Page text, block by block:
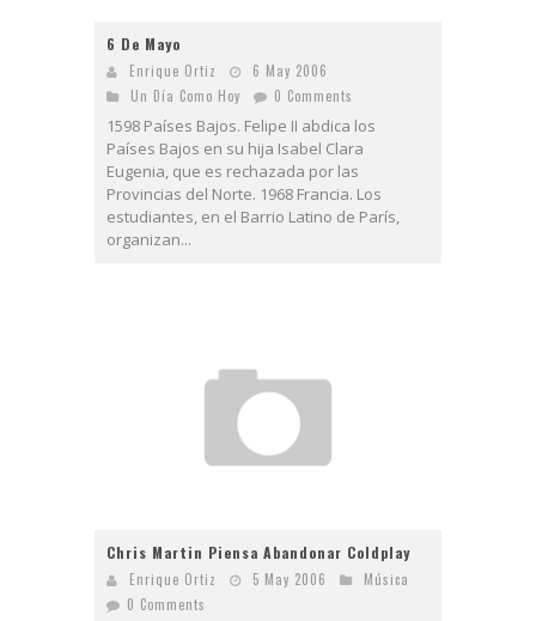
6 De Mayo
Enrique Ortiz
6 May 2006
Un Día Como Hoy
0 Comments
1598 Países Bajos. Felipe II abdica los
Países Bajos en su hija Isabel Clara
Eugenia, que es rechazada por las
Provincias del Norte. 1968 Francia. Los
estudiantes, en el Barrio Latino de París,
organizan...
Chris Martin Piensa Abandonar Coldplay
Enrique Ortiz 5 May 2006
Música
0 Comments